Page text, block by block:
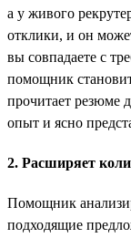
а у живого
отклики, и он
вы совпадаете с
помощник
прочитает резюме
опыт и ясно
2. Расширяет
Помощник
подходящие